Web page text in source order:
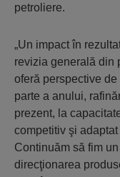
petroliere.
„Un impact în
revizia generală din
oferă perspective
parte a anului,
prezent, la
competitiv şi
Continuăm să fim
direcţionarea